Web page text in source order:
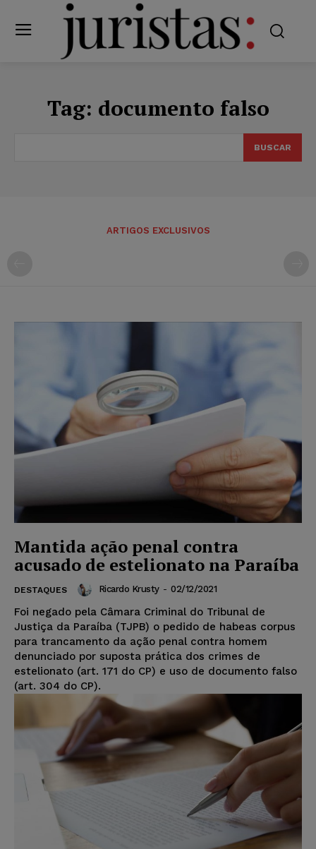
Tag: documento falso
BUSCAR
ARTIGOS EXCLUSIVOS
Mantida ação penal contra
acusado de estelionato na Paraíba
DESTAQUES Ricardo Krusty - 02/12/2021
Foi negado pela Câmara Criminal do Tribunal de
Justiça da Paraíba (TJPB) o pedido de habeas corpus
para trancamento da ação penal contra homem
denunciado por suposta prática dos crimes de
estelionato (art. 171 do CP) e uso de documento falso
(art. 304 do CP).